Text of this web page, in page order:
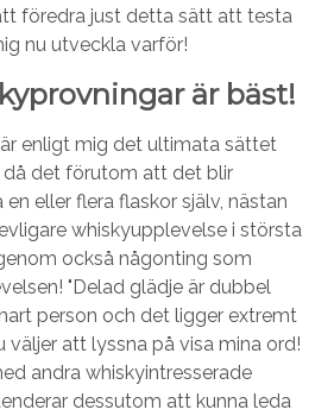
föredra just detta sätt att testa
nu utveckla varför!
är bäst!
enligt mig det ultimata sättet
då det förutom att det blir
eller flera flaskor själv, nästan
whiskyupplevelse i största
också någonting som
"Delad glädje är dubbel
person och det ligger extremt
väljer att lyssna på visa mina ord!
andra whiskyintresserade
dessutom att kunna leda